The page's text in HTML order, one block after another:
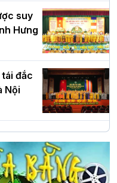
suy
Hưng
đắc
Nội
xây
Thủ